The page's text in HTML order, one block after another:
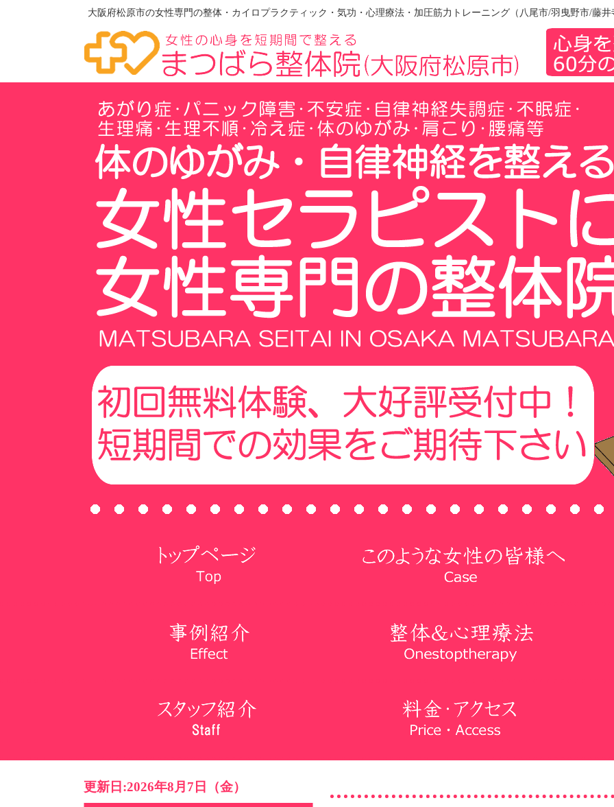
大阪府松原市の女性専門の整体・カイロプラクティック・気功・心理療法・加圧筋力トレーニング（八尾市/羽曳野市/藤
更新日:2026年8月7日（金）